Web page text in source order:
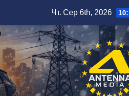
вмісту
Чт. Сер 6th, 2026